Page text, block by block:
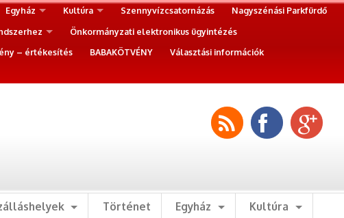
Egyház Kultúra Szennyvízcsatornázás
Nagyszénási Parkfürdő
Önkormányzati elektronikus ügyintézés
– értékesítés BABAKÖTVÉNY
Választási információk
Történet Egyház
Kultúra